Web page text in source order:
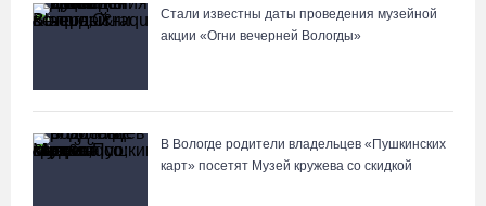
Стали известны даты проведения музейной
акции «Огни вечерней Вологды»
В Вологде родители владельцев «Пушкинских
карт» посетят Музей кружева со скидкой